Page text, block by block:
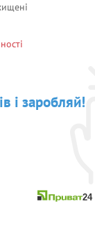
і заробляй!